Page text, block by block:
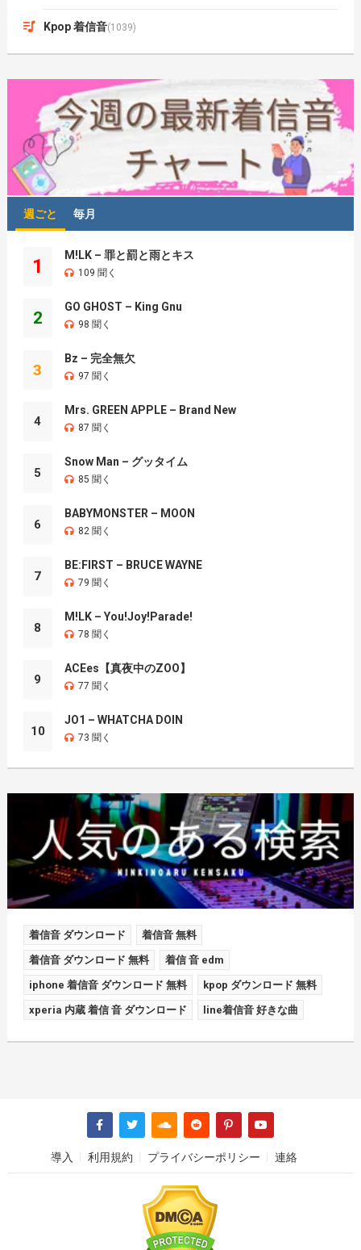
Kpop 着信音(1039)
週ごと 毎月
1
M!LK – 罪と罰と雨とキス
109 聞く
2
GO GHOST – King Gnu
98 聞く
3
Bz – 完全無欠
97 聞く
4
Mrs. GREEN APPLE – Brand New
87 聞く
5
Snow Man – グッタイム
85 聞く
6
BABYMONSTER – MOON
82 聞く
7
BE:FIRST – BRUCE WAYNE
79 聞く
8
M!LK – You!Joy!Parade!
78 聞く
9
ACEes【真夜中のZOO】
77 聞く
10
JO1 – WHATCHA DOIN
73 聞く
着信音 ダウンロード 着信音 無料
着信音 ダウンロード 無料 着信 音 edm
iphone 着信音 ダウンロード 無料 kpop ダウンロード 無料
xperia 内蔵 着信 音 ダウンロード line着信音 好きな曲
導入 利用規約 プライバシーポリシー 連絡